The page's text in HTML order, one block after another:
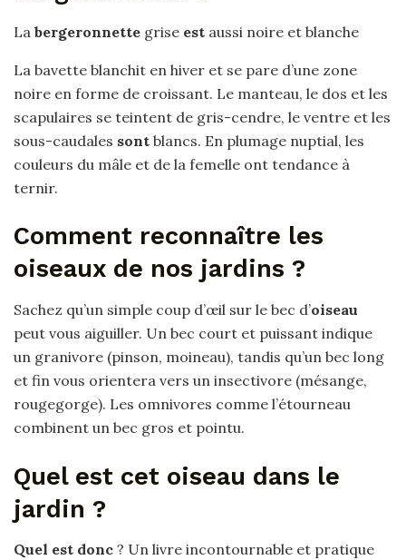
La bergeronnette grise est aussi noire et blanche
La bavette blanchit en hiver et se pare d’une zone
noire en forme de croissant. Le manteau, le dos et les
scapulaires se teintent de gris-cendre, le ventre et les
sous-caudales sont blancs. En plumage nuptial, les
couleurs du mâle et de la femelle ont tendance à
ternir.
Comment reconnaître les
oiseaux de nos jardins ?
Sachez qu’un simple coup d’œil sur le bec d’oiseau
peut vous aiguiller. Un bec court et puissant indique
un granivore (pinson, moineau), tandis qu’un bec long
et fin vous orientera vers un insectivore (mésange,
rougegorge). Les omnivores comme l’étourneau
combinent un bec gros et pointu.
Quel est cet oiseau dans le
jardin ?
Quel est donc ? Un livre incontournable et pratique